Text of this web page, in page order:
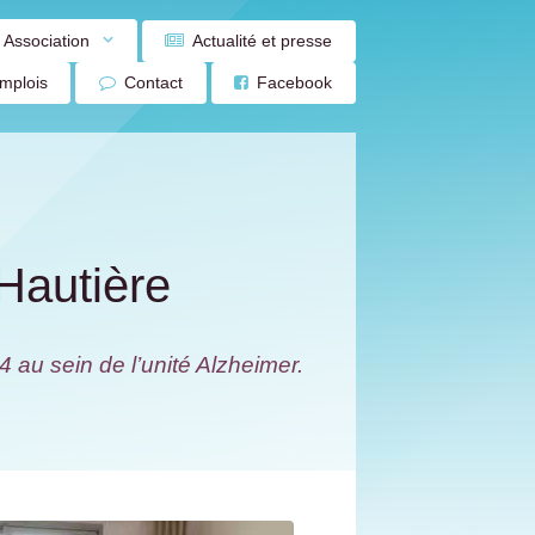
Association Actualité et presse
Contact Facebook
sein de l’unité Alzheimer.